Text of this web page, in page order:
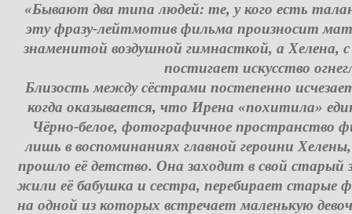
«Бывают два типа людей: те, у кого есть
эту фразу-лейтмотив фильма произносит
знаменитой воздушной гимнасткой, а Хелена,
постигает искусство
Близость между сёстрами постепенно
когда оказывается, что Ирена «похитила»
Чёрно-белое, фотографичное пространство
лишь в воспоминаниях главной героини
прошло её детство. Она заходит в свой старый
жили её бабушка и сестра, перебирает старые
на одной из которых встречает маленькую